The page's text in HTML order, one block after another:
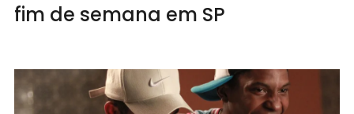
fim de semana em SP